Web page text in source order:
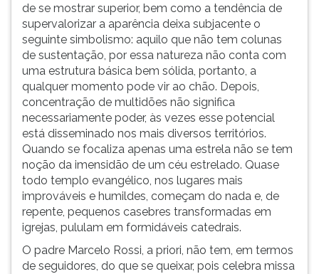
de se mostrar superior, bem como a tendência de
supervalorizar a aparência deixa subjacente o
seguinte simbolismo: aquilo que não tem colunas
de sustentação, por essa natureza não conta com
uma estrutura básica bem sólida, portanto, a
qualquer momento pode vir ao chão. Depois,
concentração de multidões não significa
necessariamente poder, às vezes esse potencial
está disseminado nos mais diversos territórios.
Quando se focaliza apenas uma estrela não se tem
noção da imensidão de um céu estrelado. Quase
todo templo evangélico, nos lugares mais
improváveis e humildes, começam do nada e, de
repente, pequenos casebres transformadas em
igrejas, pululam em formidáveis catedrais.
O padre Marcelo Rossi, a priori, não tem, em termos
de seguidores, do que se queixar, pois celebra missa